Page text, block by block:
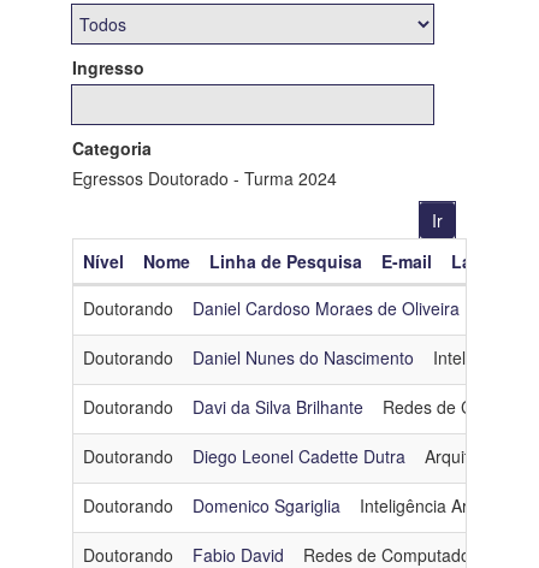
Ingresso
Categoria
Egressos Doutorado - Turma 2024
Nível Nome Linha de Pesquisa E-mail Lattes
Doutorando
Daniel Cardoso Moraes de Oliveira
Doutorando Daniel Nunes do Nascimento Inteligência
Doutorando Davi da Silva Brilhante Redes de
Doutorando Diego Leonel Cadette Dutra Arquitetura e
Doutorando Domenico Sgariglia Inteligência Artificial
Doutorando Fabio David Redes de Computadores